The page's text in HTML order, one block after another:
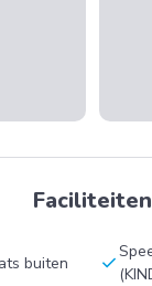
Faciliteiten
buiten check